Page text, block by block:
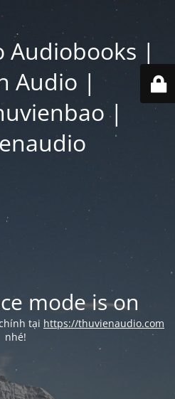
Audiobooks |
Audio |
|
mode is on
tại https://thuvienaudio.com
nhé!